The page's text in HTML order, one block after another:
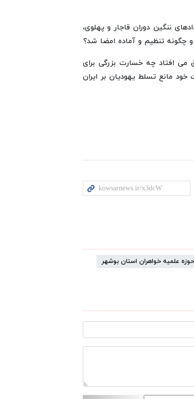
ننگین دوران قاجار و پهلوی،
چگونه تنظیم و آماده امضا شد؟
می افتاد چه خسارت بزرگی برای
مانع تسلط یهودیان بر ایران
علمیه خواهران استان بوشهر